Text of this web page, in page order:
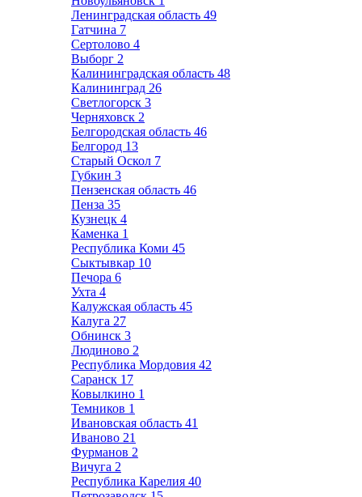
Ленинградская область 49
Гатчина 7
Сертолово 4
Выборг 2
Калининградская область 48
Калининград 26
Светлогорск 3
Черняховск 2
Белгородская область 46
Белгород 13
Старый Оскол 7
Губкин 3
Пензенская область 46
Пенза 35
Кузнецк 4
Каменка 1
Республика Коми 45
Сыктывкар 10
Печора 6
Ухта 4
Калужская область 45
Калуга 27
Обнинск 3
Людиново 2
Республика Мордовия 42
Саранск 17
Ковылкино 1
Темников 1
Ивановская область 41
Иваново 21
Фурманов 2
Вичуга 2
Республика Карелия 40